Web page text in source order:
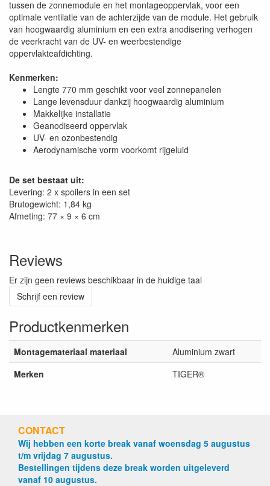
tussen de zonnemodule en het montageoppervlak, voor een
optimale ventilatie van de achterzijde van de module. Het gebruik
van hoogwaardig aluminium en een extra anodisering verhogen
de veerkracht van de UV- en weerbestendige
oppervlakteafdichting.
Kenmerken:
Lengte 770 mm geschikt voor veel zonnepanelen
Lange levensduur dankzij hoogwaardig aluminium
Makkelijke installatie
Geanodiseerd oppervlak
UV- en ozonbestendig
Aerodynamische vorm voorkomt rijgeluid
De set bestaat uit:
Levering: 2 x spoilers in een set
Brutogewicht: 1,84 kg
Afmeting: 77 × 9 × 6 cm
Reviews
Er zijn geen reviews beschikbaar in de huidige taal
Schrijf een review
Productkenmerken
Montagemateriaal materiaal
Aluminium zwart
Merken
TIGER®
CONTACT
Wij hebben een korte break vanaf woensdag 5 augustus
t/m vrijdag 7 augustus.
Bestellingen tijdens deze break worden uitgeleverd
vanaf 10 augustus.